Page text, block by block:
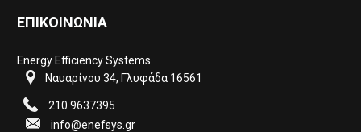
ΕΠΙΚΟΙΝΩΝΙΑ
Energy Efficiency Systems
Ναυαρίνου 34, Γλυφάδα 16561
210 9637395
info@enefsys.gr